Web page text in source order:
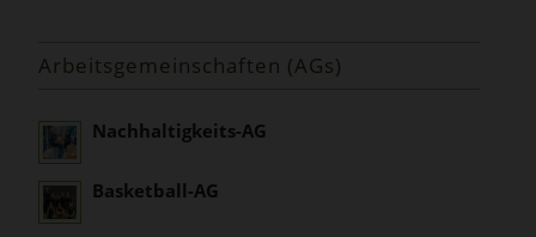
Arbeitsgemeinschaften (AGs)
Nachhaltigkeits-AG
Basketball-AG